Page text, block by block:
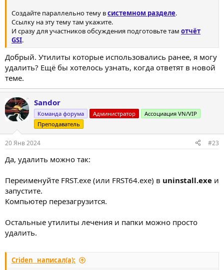
Создайте параллельно тему всистемном разделе.
Ссылку на эту тему там укажите.
И сразу для участников обсуждения подготовьте там отчёт
GSI.
Добрый. Утилиты которые использовались ранее, я могу
удалить? Ещё бы хотелось узнать, когда ответят в новой
теме.
Sandor
Команда форума Администратор
Ассоциация VN/VIP
Преподаватель
20 Янв 2024 #23
Да, удалить можно так:
Переименуйте FRST.exe (или FRST64.exe) в uninstall.exe и
запустите.
Компьютер перезагрузится.
Остальные утилиты лечения и папки можно просто
удалить.
Criden_ написал(а):